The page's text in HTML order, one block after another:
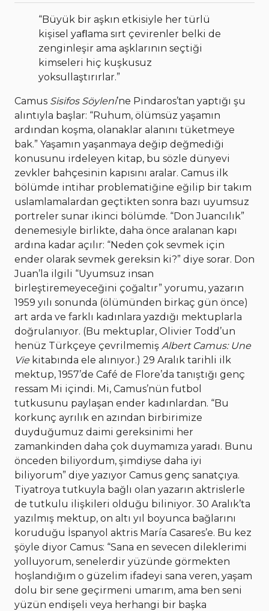
“Büyük bir aşkın etkisiyle her türlü
kişisel yaﬂama sırt çevirenler belki de
zenginleşir ama aşklarının seçtiği
kimseleri hiç kuşkusuz
yoksullaştırırlar.”
Camus Sisifos Söyleni’ne Pindaros’tan yaptığı şu
alıntıyla başlar: “Ruhum, ölümsüz yaşamın
ardından koşma, olanaklar alanını tüketmeye
bak.” Yaşamın yaşanmaya değip değmediği
konusunu irdeleyen kitap, bu sözle dünyevi
zevkler bahçesinin kapısını aralar. Camus ilk
bölümde intihar problematiğine eğilip bir takım
uslamlamalardan geçtikten sonra bazı uyumsuz
portreler sunar ikinci bölümde. “Don Juancılık”
denemesiyle birlikte, daha önce aralanan kapı
ardına kadar açılır: “Neden çok sevmek için
ender olarak sevmek gereksin ki?” diye sorar. Don
Juan’la ilgili “Uyumsuz insan
birleştiremeyeceğini çoğaltır” yorumu, yazarın
1959 yılı sonunda (ölümünden birkaç gün önce)
art arda ve farklı kadınlara yazdığı mektuplarla
doğrulanıyor. (Bu mektuplar, Olivier Todd’un
henüz Türkçeye çevrilmemiş Albert Camus: Une
Viekitabında ele alınıyor.) 29 Aralık tarihli ilk
mektup, 1957’de Café de Flore’da tanıştığı genç
ressam Mi içindi. Mi, Camus’nün futbol
tutkusunu paylaşan ender kadınlardan. “Bu
korkunç ayrılık en azından birbirimize
duyduğumuz daimi gereksinimi her
zamankinden daha çok duymamıza yaradı. Bunu
önceden biliyordum, şimdiyse daha iyi
biliyorum” diye yazıyor Camus genç sanatçıya.
Tiyatroya tutkuyla bağlı olan yazarın aktrislerle
de tutkulu ilişkileri olduğu biliniyor. 30 Aralık’ta
yazılmış mektup, on altı yıl boyunca bağlarını
koruduğu İspanyol aktris María Casares’e. Bu kez
şöyle diyor Camus: “Sana en sevecen dileklerimi
yolluyorum, senelerdir yüzünde görmekten
hoşlandığım o güzelim ifadeyi sana veren, yaşam
dolu bir sene geçirmeni umarım, ama ben seni
yüzün endişeli veya herhangi bir başka